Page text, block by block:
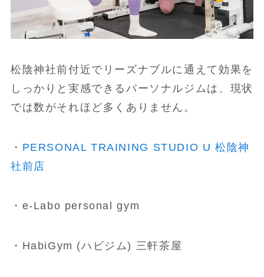
松陰神社前付近でリーズナブルに通えて効果を
しっかりと実感できるパーソナルジムは、現状
では数がそれほど多くありません。
・ PERSONAL TRAINING STUDIO U 松陰神
社前店
・e-Labo personal gym
・HabiGym (ハビジム) 三軒茶屋